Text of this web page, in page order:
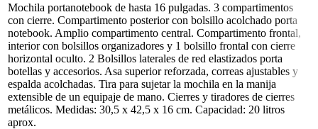
Mochila portanotebook de hasta 16 pulgadas. 3 compartimentos
con cierre. Compartimento posterior con bolsillo acolchado porta
notebook. Amplio compartimento central. Compartimento frontal,
interior con bolsillos organizadores y 1 bolsillo frontal con cierre
horizontal oculto. 2 Bolsillos laterales de red elastizados porta
botellas y accesorios. Asa superior reforzada, correas ajustables y
espalda acolchadas. Tira para sujetar la mochila en la manija
extensible de un equipaje de mano. Cierres y tiradores de cierres
metálicos. Medidas: 30,5 x 42,5 x 16 cm. Capacidad: 20 litros
aprox.